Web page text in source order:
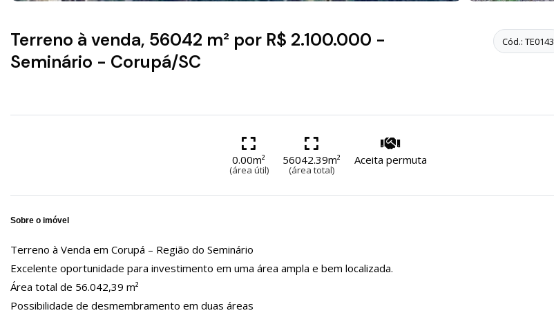
Cód.: TE0143
Terreno à venda, 56042 m² por R$ 2.100.000 -
Seminário - Corupá/SC
0.00m²
(área útil)
56042.39m²
(área total)
Aceita permuta
Sobre o imóvel
Terreno à Venda em Corupá – Região do Seminário
Excelente oportunidade para investimento em uma área ampla e bem localizada.
Área total de 56.042,39 m²
Possibilidade de desmembramento em duas áreas